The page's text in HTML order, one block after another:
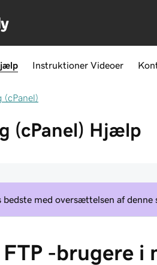
Instruktioner Videoer
(cPanel)
(cPanel) Hjælp
bedste med oversættelsen af denne
FTP -brugere i